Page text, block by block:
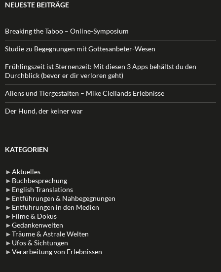
NEUESTE BEITRÄGE
Breaking the Taboo – Online-Symposium
Studie zu Begegnungen mit Gottesanbeter-Wesen
Frühlingszeit ist Sternenzeit: Mit diesen 3 Apps behältst du den
Durchblick (bevor er dir verloren geht)
Aliens und Tiergestalten – Mike Clellands Erlebnisse
Der Hund, der keiner war
KATEGORIEN
►Aktuelles
► Buchbesprechung
► English Translations
► Entführungen & Nahbegegnungen
► Entführungen in den Medien
► Filme & Dokus
►Gedankenwelten
►Träume & Astrale Welten
► Ufos & Sichtungen
►Verarbeitung von Erlebnissen